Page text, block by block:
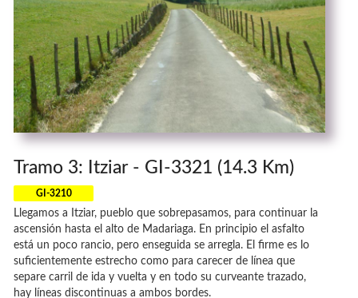
Tramo 3: Itziar - GI-3321 (14.3 Km)
GI-3210
Llegamos a Itziar, pueblo que sobrepasamos, para continuar la
ascensión hasta el alto de Madariaga. En principio el asfalto
está un poco rancio, pero enseguida se arregla. El firme es lo
suficientemente estrecho como para carecer de línea que
separe carril de ida y vuelta y en todo su curveante trazado,
hay líneas discontinuas a ambos bordes.